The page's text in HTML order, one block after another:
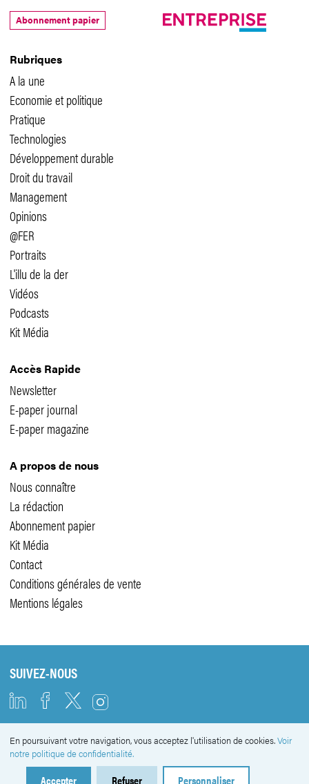
Rubriques
A la une
Economie et politique
Pratique
Technologies
Développement durable
Droit du travail
Management
Opinions
@FER
Portraits
L'illu de la der
Vidéos
Podcasts
Kit Média
Accès Rapide
Newsletter
E-paper journal
E-paper magazine
A propos de nous
Nous connaître
La rédaction
Abonnement papier
Kit Média
Contact
Conditions générales de vente
Mentions légales
Abonnement papier
SUIVEZ-NOUS
NEWSLETTER
En poursuivant votre navigation, vous acceptez l'utilisation de cookies.Voir
notre politique de confidentialité.
Accepter Refuser Personnaliser